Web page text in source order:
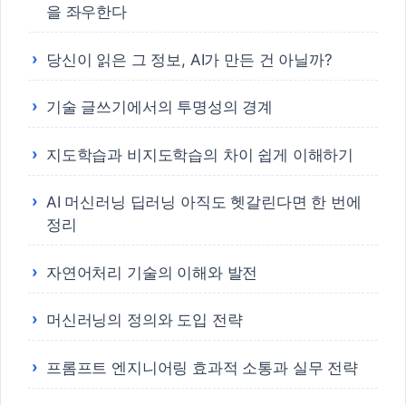
을 좌우한다
당신이 읽은 그 정보, AI가 만든 건 아닐까?
기술 글쓰기에서의 투명성의 경계
지도학습과 비지도학습의 차이 쉽게 이해하기
AI 머신러닝 딥러닝 아직도 헷갈린다면 한 번에
정리
자연어처리 기술의 이해와 발전
머신러닝의 정의와 도입 전략
프롬프트 엔지니어링 효과적 소통과 실무 전략